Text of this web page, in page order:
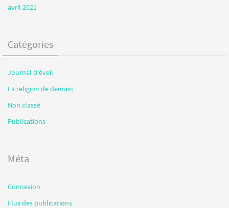
avril 2021
Catégories
Journal d'éveil
La religion de demain
Non classé
Publications
Méta
Connexion
Flux des publications